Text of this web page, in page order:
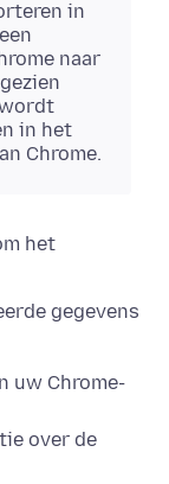
in
naar
in het
Chrome.
het
gegevens
uw Chrome-
over de